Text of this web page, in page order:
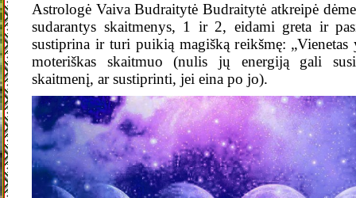
Astrologė Vaiva Budraitytė Budraitytė atkreipė
sudarantys skaitmenys, 1 ir 2, eidami greta ir
sustiprina ir turi puikią magišką reikšmę: „Vienetas
moteriškas skaitmuo (nulis jų energiją gali
skaitmenį, ar sustiprinti, jei eina po jo).